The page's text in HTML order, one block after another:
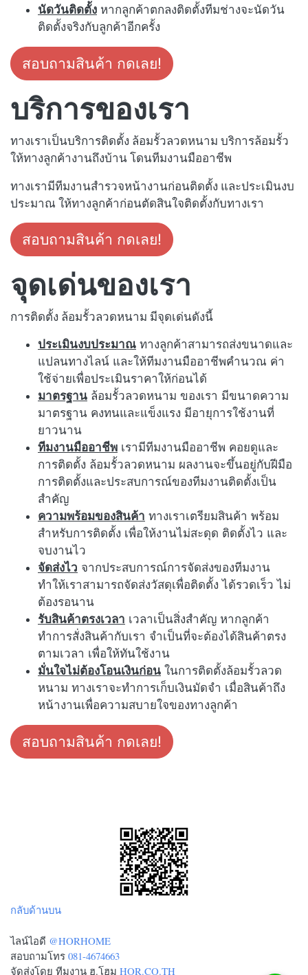
นัดวันติดตั้ง หากลูกค้าตกลงติดตั้งทีมช่างจะนัดวัน
ติดตั้งจริงกับลูกค้าอีกครั้ง
สอบถามสินค้า กดเลย!
บริการของเรา
ทางเราเป็นบริการติดตั้ง ล้อมรั้วลวดหนาม บริการล้อมรั้ว
ให้ทางลูกค้างานถึงบ้าน โดนทีมงานมืออาชีพ
ทางเรามีทีมงานสำรวจหน้างานก่อนติดตั้ง และประเมินงบ
ประมาณ ให้ทางลูกค้าก่อนตัดสินใจติดตั้งกับทางเรา
สอบถามสินค้า กดเลย!
จุดเด่นของเรา
การติดตั้ง ล้อมรั้วลวดหนาม มีจุดเด่นดังนี้
ประเมินงบประมาณ ทางลูกค้าสามารถส่งขนาดและ
แปลนทางไลน์ และให้ทีมงานมืออาชีพคำนวณ ค่า
ใช้จ่ายเพื่อประเมินราคาให้ก่อนได้
มาตรฐาน ล้อมรั้วลวดหนาม ของเรา มีขนาดความ
มาตรฐาน คงทนและแข็งแรง มีอายุการใช้งานที่
ยาวนาน
ทีมงานมืออาชีพ เรามีทีมงานมืออาชีพ คอยดูและ
การติดตั้ง ล้อมรั้วลวดหนาม ผลงานจะขึ้นอยู่กับฝีมือ
การติดตั้งและประสบการณ์ของทีมงานติดตั้งเป็น
สำคัญ
ความพร้อมของสินค้า ทางเราเตรียมสินค้า พร้อม
สำหรับการติดตั้ง เพื่อให้งานไม่สะดุด ติดตั้งไว และ
จบงานไว
จัดส่งไว จากประสบการณ์การจัดส่งของทีมงาน
ทำให้เราสามารถจัดส่งวัสดุเพื่อติดตั้ง ได้รวดเร็ว ไม่
ต้องรอนาน
รับสินค้าตรงเวลา เวลาเป็นสิ่งสำคัญ หากลูกค้า
ทำการสั่งสินค้ากับเรา จำเป็นที่จะต้องได้สินค้าตรง
ตามเวลา เพื่อให้ทันใช้งาน
มั่นใจไม่ต้องโอนเงินก่อน ในการติดตั้งล้อมรั้วลวด
หนาม ทางเราจะทำการเก็บเงินมัดจำ เมื่อสินค้าถึง
หน้างานเพื่อความสบายใจของทางลูกค้า
สอบถามสินค้า กดเลย!
กลับด้านบน
ไลน์ไอดี @HORHOME
สอบถามโทร 081-4674663
จัดส่งโดย ทีมงาน ฮ.โฮม HOR.CO.TH